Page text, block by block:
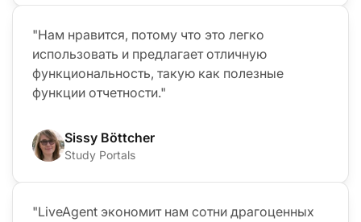
"Нам нравится, потому что это легко
использовать и предлагает отличную
функциональность, такую как полезные
функции отчетности."
Sissy Böttcher
Study Portals
"LiveAgent экономит нам сотни драгоценных